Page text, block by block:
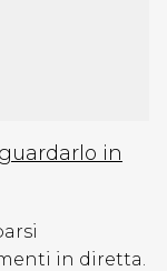
in
in diretta.